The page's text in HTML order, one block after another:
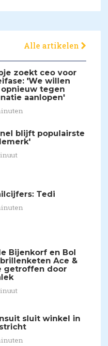
Alle artikelen
zoekt ceo voor
'We willen
tegen
aanlopen'
blijft populairste
Tedi
Bijenkorf en Bol
Ace &
getroffen door
sluit winkel in